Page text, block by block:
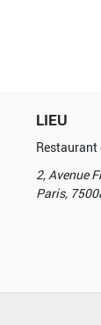
LIEU
Restaurant
2, Avenue
Paris,